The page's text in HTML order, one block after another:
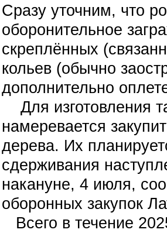
Сразу уточним, что
оборонительное
скреплённых
кольев (обычно
дополнительно
Для изготовления
намеревается
дерева. Их
сдерживания
накануне, 4 июля,
оборонных закупок
Всего в течение